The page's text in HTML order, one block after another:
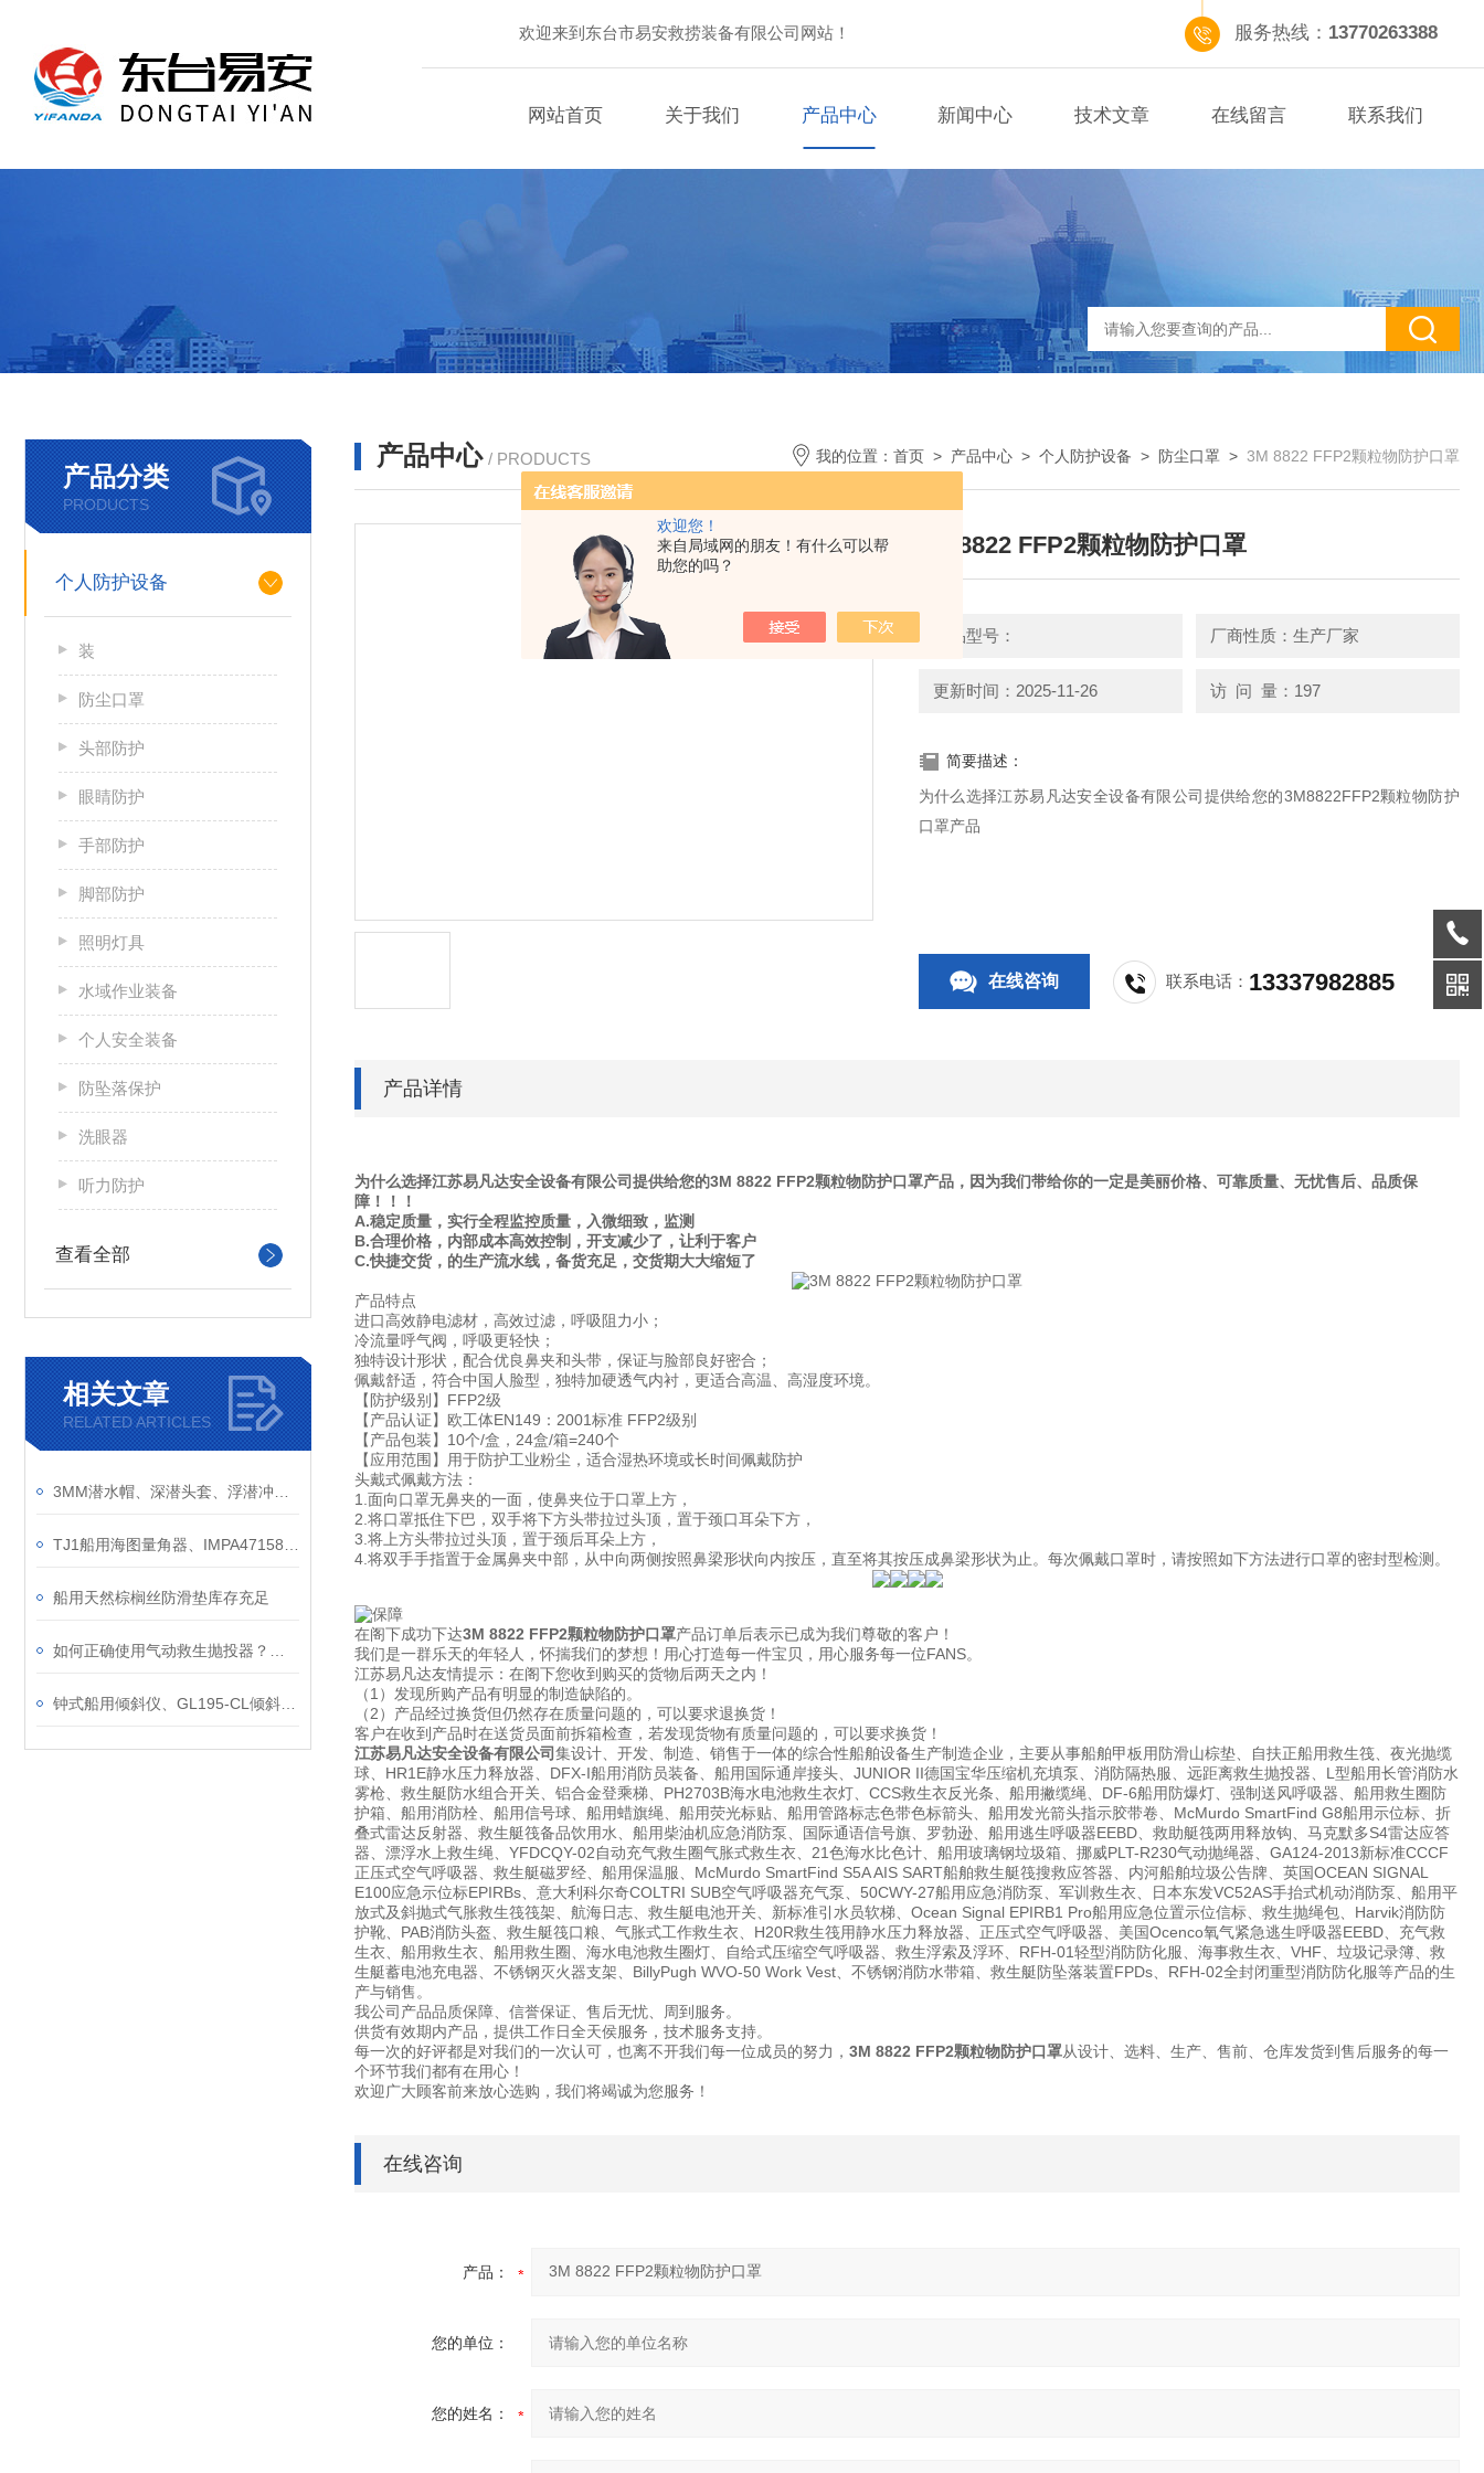
欢迎您！
来自局域网的朋友！有什么可以帮
助您的吗？
欢迎来到东台市易安救捞装备有限公司网站！ 服务热线： 13770263388
网站首页 关于我们 产品中心 新闻中心 技术文章 在线留言 联系我们
产品分类
PRODUCTS
个人防护设备
装
防尘口罩
头部防护
眼睛防护
手部防护
脚部防护
照明灯具
水域作业装备
个人安全装备
防坠落保护
洗眼器
听力防护
查看全部
相关文章
RELATED ARTICLES
船用天然棕榈丝防滑垫库存充足
产品中心 / PRODUCTS 我的位置： 首页 > 产品中心 > 个人防护设备 > 防尘口罩 > 3M 8822 FFP2颗粒物防护口罩
3M 8822 FFP2颗粒物防护口罩
产品型号： 厂商性质：生产厂家
更新时间：2025-11-26 访 问 量：197
简要描述：
为什么选择江苏易凡达安全设备有限公司提供给您的3M8822FFP2颗粒物防护
口罩产品
在线咨询 联系电话： 13337982885
产品详情
为什么选择江苏易凡达安全设备有限公司提供给您的3M 8822 FFP2颗粒物防护口罩产品，因为我们带给你的一定是美丽价格、可靠质量、无忧售后、品质保
障！！！
A.稳定质量，实行全程监控质量，入微细致，监测
B.合理价格，内部成本高效控制，开支减少了，让利于客户
C.快捷交货，的生产流水线，备货充足，交货期大大缩短了
产品特点
进口高效静电滤材，高效过滤，呼吸阻力小；
冷流量呼气阀，呼吸更轻快；
独特设计形状，配合优良鼻夹和头带，保证与脸部良好密合；
佩戴舒适，符合中国人脸型，独特加硬透气内衬，更适合高温、高湿度环境。
【防护级别】FFP2级
【产品认证】欧工体EN149：2001标准 FFP2级别
【产品包装】10个/盒，24盒/箱=240个
【应用范围】用于防护工业粉尘，适合湿热环境或长时间佩戴防护
头戴式佩戴方法：
1.面向口罩无鼻夹的一面，使鼻夹位于口罩上方，
2.将口罩抵住下巴，双手将下方头带拉过头顶，置于颈口耳朵下方，
3.将上方头带拉过头顶，置于颈后耳朵上方，
4.将双手手指置于金属鼻夹中部，从中向两侧按照鼻梁形状向内按压，直至将其按压成鼻梁形状为止。每次佩戴口罩时，请按照如下方法进行口罩的密封型检测。
在阁下成功下达3M 8822 FFP2颗粒物防护口罩产品订单后表示已成为我们尊敬的客户！
我们是一群乐天的年轻人，怀揣我们的梦想！用心打造每一件宝贝，用心服务每一位FANS。
江苏易凡达友情提示：在阁下您收到购买的货物后两天之内！
（1）发现所购产品有明显的制造缺陷的。
（2）产品经过换货但仍然存在质量问题的，可以要求退换货！
客户在收到产品时在送货员面前拆箱检查，若发现货物有质量问题的，可以要求换货！
江苏易凡达安全设备有限公司集设计、开发、制造、销售于一体的综合性船舶设备生产制造企业，主要从事船舶甲板用防滑山棕垫、自扶正船用救生筏、夜光抛缆
球、HR1E静水压力释放器、DFX-I船用消防员装备、船用国际通岸接头、JUNIOR II德国宝华压缩机充填泵、消防隔热服、远距离救生抛投器、L型船用长管消防水
雾枪、救生艇防水组合开关、铝合金登乘梯、PH2703B海水电池救生衣灯、CCS救生衣反光条、船用撇缆绳、DF-6船用防爆灯、强制送风呼吸器、船用救生圈防
护箱、船用消防栓、船用信号球、船用蜡旗绳、船用荧光标贴、船用管路标志色带色标箭头、船用发光箭头指示胶带卷、McMurdo SmartFind G8船用示位标、折
叠式雷达反射器、救生艇筏备品饮用水、船用柴油机应急消防泵、国际通语信号旗、罗勃逊、船用逃生呼吸器EEBD、救助艇筏两用释放钩、马克默多S4雷达应答
器、漂浮水上救生绳、YFDCQY-02自动充气救生圈气胀式救生衣、21色海水比色计、船用玻璃钢垃圾箱、挪威PLT-R230气动抛绳器、GA124-2013新标准CCCF
正压式空气呼吸器、救生艇磁罗经、船用保温服、McMurdo SmartFind S5A AIS SART船舶救生艇筏搜救应答器、内河船舶垃圾公告牌、英国OCEAN SIGNAL
E100应急示位标EPIRBs、意大利科尔奇COLTRI SUB空气呼吸器充气泵、50CWY-27船用应急消防泵、军训救生衣、日本东发VC52AS手抬式机动消防泵、船用平
放式及斜抛式气胀救生筏筏架、航海日志、救生艇电池开关、新标准引水员软梯、Ocean Signal EPIRB1 Pro船用应急位置示位信标、救生抛绳包、Harvik消防防
护靴、PAB消防头盔、救生艇筏口粮、气胀式工作救生衣、H20R救生筏用静水压力释放器、正压式空气呼吸器、美国Ocenco氧气紧急逃生呼吸器EEBD、充气救
生衣、船用救生衣、船用救生圈、海水电池救生圈灯、自给式压缩空气呼吸器、救生浮索及浮环、RFH-01轻型消防防化服、海事救生衣、VHF、垃圾记录簿、救
生艇蓄电池充电器、不锈钢灭火器支架、BillyPugh WVO-50 Work Vest、不锈钢消防水带箱、救生艇防坠落装置FPDs、RFH-02全封闭重型消防防化服等产品的生
产与销售。
我公司产品品质保障、信誉保证、售后无忧、周到服务。
供货有效期内产品，提供工作日全天侯服务，技术服务支持。
每一次的好评都是对我们的一次认可，也离不开我们每一位成员的努力， 3M 8822 FFP2颗粒物防护口罩从设计、选料、生产、售前、仓库发货到售后服务的每一
个环节我们都有在用心！
欢迎广大顾客前来放心选购，我们将竭诚为您服务！
在线咨询
产品：
您的单位：
您的姓名：